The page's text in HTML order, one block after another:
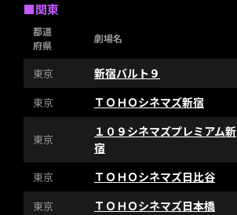
■関東
都道
府県
劇場名
東京 新宿バルト９
東京
ＴＯＨＯシネマズ新宿
東京
１０９シネマズプレミアム新
宿
東京 ＴＯＨＯシネマズ日比谷
東京
ＴＯＨＯシネマズ日本橋